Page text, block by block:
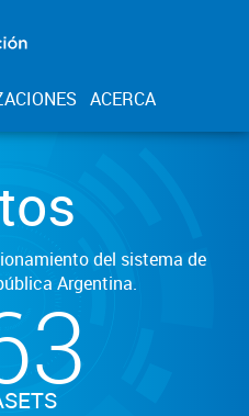
ACERCA
del sistema de
Argentina.